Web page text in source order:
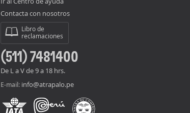
Contacta con nosotros
Libro de
reclamaciones
(511) 7481400
De L a V de 9 a 18 hrs.
E-mail: info@atrapalo.pe